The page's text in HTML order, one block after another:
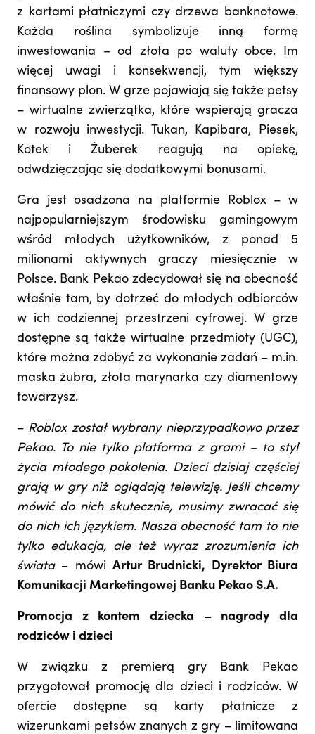
z kartami płatniczymi czy drzewa banknotowe.
Każda roślina symbolizuje inną formę
inwestowania – od złota po waluty obce. Im
więcej uwagi i konsekwencji, tym większy
finansowy plon. W grze pojawiają się także petsy
– wirtualne zwierzątka, które wspierają gracza
w rozwoju inwestycji. Tukan, Kapibara, Piesek,
Kotek i Żuberek reagują na opiekę,
odwdzięczając się dodatkowymi bonusami.
Gra jest osadzona na platformie Roblox – w
najpopularniejszym środowisku gamingowym
wśród młodych użytkowników, z ponad 5
milionami aktywnych graczy miesięcznie w
Polsce. Bank Pekao zdecydował się na obecność
właśnie tam, by dotrzeć do młodych odbiorców
w ich codziennej przestrzeni cyfrowej. W grze
dostępne są także wirtualne przedmioty (UGC),
które można zdobyć za wykonanie zadań – m.in.
maska żubra, złota marynarka czy diamentowy
towarzysz.
– Roblox został wybrany nieprzypadkowo przez
Pekao. To nie tylko platforma z grami – to styl
życia młodego pokolenia. Dzieci dzisiaj częściej
grają w gry niż oglądają telewizję. Jeśli chcemy
mówić do nich skutecznie, musimy zwracać się
do nich ich językiem. Nasza obecność tam to nie
tylko edukacja, ale też wyraz zrozumienia ich
świata– mówi Artur Brudnicki, Dyrektor Biura
Komunikacji Marketingowej Banku Pekao S.A.
Promocja z kontem dziecka – nagrody dla
rodziców i dzieci
W związku z premierą gry Bank Pekao
przygotował promocję dla dzieci i rodziców. W
ofercie dostępne są karty płatnicze z
wizerunkami petsów znanych z gry – limitowana